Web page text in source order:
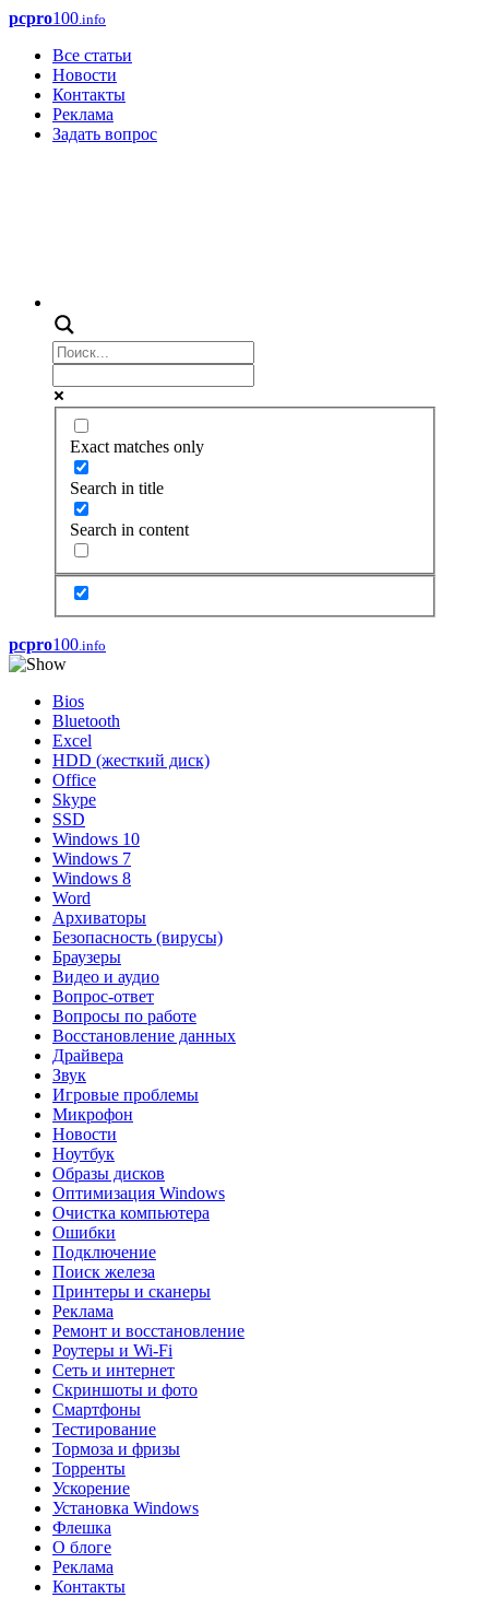
pcpro100.info
Все статьи
Новости
Контакты
Реклама
Задать вопрос
Exact matches only
Search in title
Search in content
pcpro100.info
Bios
Bluetooth
Excel
HDD (жесткий диск)
Office
Skype
SSD
Windows 10
Windows 7
Windows 8
Word
Архиваторы
Безопасность (вирусы)
Браузеры
Видео и аудио
Вопрос-ответ
Вопросы по работе
Восстановление данных
Драйвера
Звук
Игровые проблемы
Микрофон
Новости
Ноутбук
Образы дисков
Оптимизация Windows
Очистка компьютера
Ошибки
Подключение
Поиск железа
Принтеры и сканеры
Реклама
Ремонт и восстановление
Роутеры и Wi-Fi
Сеть и интернет
Скриншоты и фото
Смартфоны
Тестирование
Тормоза и фризы
Торренты
Ускорение
Установка Windows
Флешка
О блоге
Реклама
Контакты